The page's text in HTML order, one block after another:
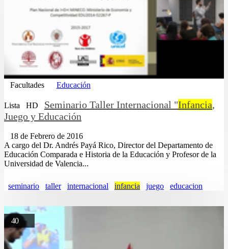
Facultades Educación
Lista HD Seminario Taller Internacional "Infancia,
Juego y Educación
18 de Febrero de 2016
A cargo del Dr. Andrés Payá Rico, Director del Departamento de
Educación Comparada e Historia de la Educación y Profesor de la
Universidad de Valencia...
seminario taller internacional infancia juego educacion
40